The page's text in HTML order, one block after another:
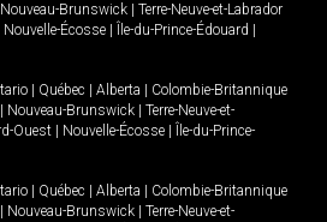
Nouveau-Brunswick
Terre-Neuve-et-Labrador
Nouvelle-Écosse Île-du-Prince-Édouard
Québec Alberta
Colombie-Britannique
Nouveau-Brunswick
Terre-Neuve-et-
Ouest Nouvelle-Écosse
Île-du-Prince-
Québec Alberta
Colombie-Britannique
Nouveau-Brunswick
Terre-Neuve-et-